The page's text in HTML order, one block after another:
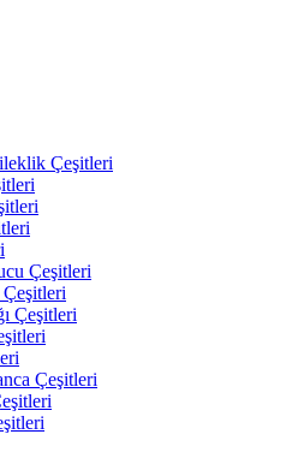
Çeşitleri
Çeşitleri
Çeşitleri
Çeşitleri